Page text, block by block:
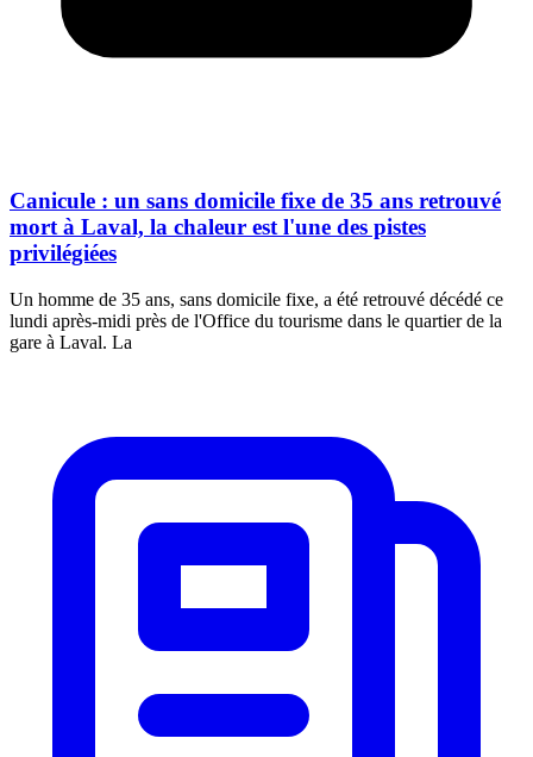
Canicule : un sans domicile fixe de 35 ans retrouvé
mort à Laval, la chaleur est l'une des pistes
privilégiées
Un homme de 35 ans, sans domicile fixe, a été retrouvé décédé ce
lundi après-midi près de l'Office du tourisme dans le quartier de la
gare à Laval. La